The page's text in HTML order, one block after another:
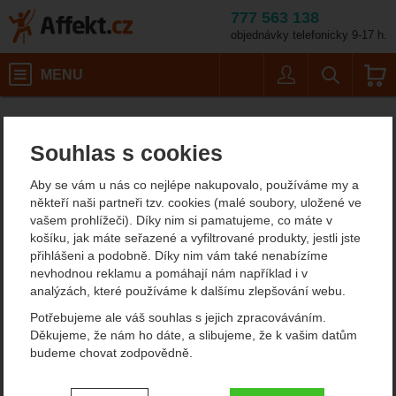
Souhlas s cookies
Aby se vám u nás co nejlépe nakupovalo, používáme my a
někteří naši partneři tzv. cookies (malé soubory, uložené ve
vašem prohlížeči). Díky nim si pamatujeme, co máte v
košíku, jak máte seřazené a vyfiltrované produkty, jestli jste
přihlášeni a podobně. Díky nim vám také nenabízíme
nevhodnou reklamu a pomáhají nám například i v
analýzách, které používáme k dalšímu zlepšování webu.
Potřebujeme ale váš souhlas s jejich zpracováváním.
Děkujeme, že nám ho dáte, a slibujeme, že k vašim datům
budeme chovat zodpovědně.
Nastavení souhlasů s kategoriemi
777 563 138
objednávky telefonicky 9-17 h.
MENU
Barva: silver
Camp Guide XL 2Lock
Fotografie